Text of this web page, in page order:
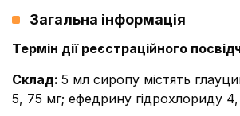
Загальна інформація
Термін дії реєстраційного
Склад: 5 мл сиропу містять
5, 75 мг; ефедрину гідрохлориду